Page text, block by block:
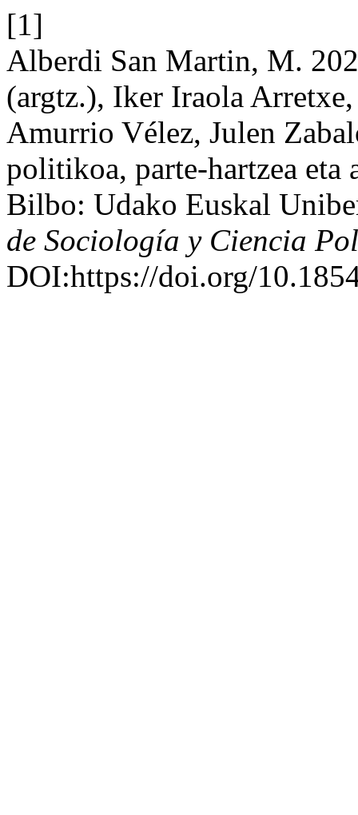
[1]
Alberdi San Martin, M.
(argtz.), Iker Iraola
Amurrio Vélez, Julen
politikoa, parte-hartzea eta
Bilbo: Udako Euskal
de Sociología y Ciencia
DOI:https://doi.org/